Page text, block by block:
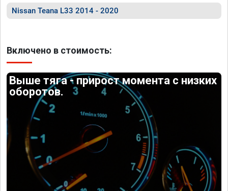
Nissan Teana L33 2014 - 2020
Включено в стоимость:
Выше тяга - прирост момента с низких
оборотов.